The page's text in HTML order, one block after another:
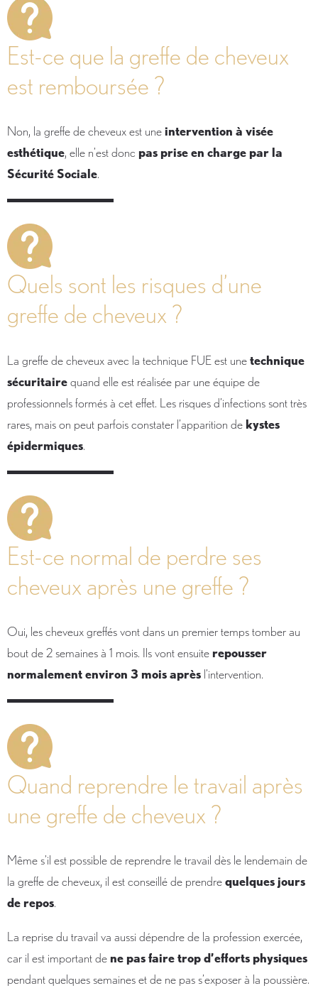
Est-ce que la greffe de cheveux
est remboursée ?
Non, la greffe de cheveux est uneintervention à visée
esthétique, elle n’est donc pas prise en charge par la
Sécurité Sociale.
Quels sont les risques d’une
greffe de cheveux ?
La greffe de cheveux avec la technique FUE est unetechnique
sécuritairequand elle est réalisée par une équipe de
professionnels formés à cet effet. Les risques d’infections sont très
rares, mais on peut parfois constater l’apparition dekystes
épidermiques.
Est-ce normal de perdre ses
cheveux après une greffe ?
Oui, les cheveux greffés vont dans un premier temps tomber au
bout de 2 semaines à 1 mois. Ils vont ensuiterepousser
normalement environ 3 mois après l’intervention.
Quand reprendre le travail après
une greffe de cheveux ?
Même s’il est possible de reprendre le travail dès le lendemain de
la greffe de cheveux, il est conseillé de prendrequelques jours
de repos.
La reprise du travail va aussi dépendre de la profession exercée,
car il est important dene pas faire trop d’efforts physiques
pendant quelques semaines et de ne pas s’exposer à la poussière.